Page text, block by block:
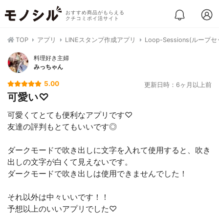
おすすめ商品がもらえる
クチコミポイ活サイト
TOP アプリ LINEスタンプ作成アプリ Loop-Sessions(ループセ
料理好き主婦
みっちゃん
5.00 更新日時：6ヶ月以上前
可愛い♡
可愛くてとても便利なアプリです♡
友達の評判もとてもいいです◎
ダークモードで吹き出しに文字を入れて使用すると、吹き
出しの文字が白くて見えないです。
ダークモードで吹き出しは使用できませんでした！
それ以外は中々いいです！！
予想以上のいいアプリでした♡